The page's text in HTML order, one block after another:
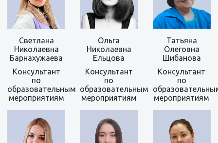
Светлана
Николаевна
Барнахужаева
Консультант
по
образовательным
мероприятиям
Ольга
Николаевна
Ельцова
Консультант
по
образовательным
мероприятиям
Татьяна
Олеговна
Шибанова
Консультант
по
мероприятиям